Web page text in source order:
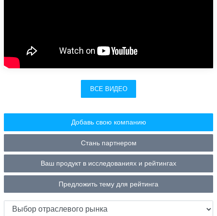
ВСЕ ВИДЕО
Добавь свою компанию
Стань партнером
Ваш продукт в исследованиях и рейтингах
Предложить тему для рейтинга